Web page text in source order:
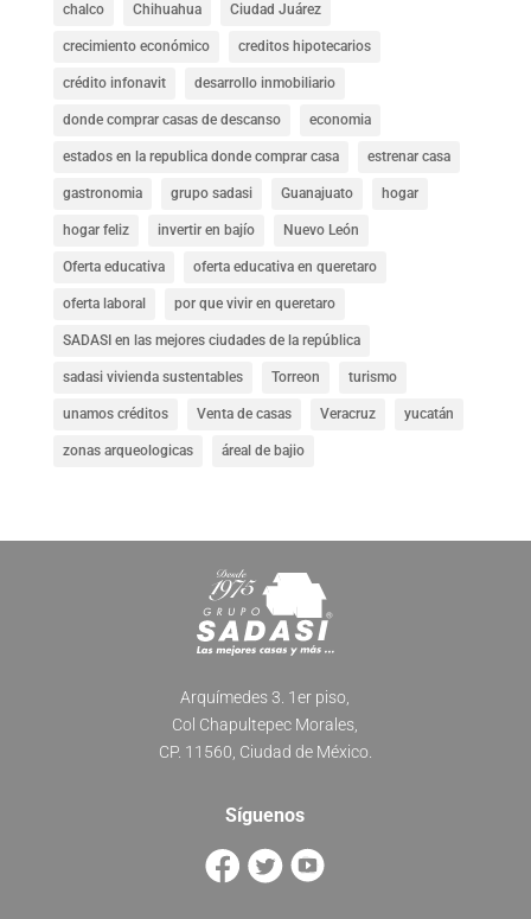
chalco Chihuahua Ciudad Juárez
crecimiento económico creditos hipotecarios
crédito infonavit desarrollo inmobiliario
donde comprar casas de descanso economia
estados en la republica donde comprar casa estrenar casa
gastronomia grupo sadasi Guanajuato hogar
hogar feliz invertir en bajío Nuevo León
Oferta educativa oferta educativa en queretaro
oferta laboral por que vivir en queretaro
SADASI en las mejores ciudades de la república
sadasi vivienda sustentables Torreon turismo
unamos créditos Venta de casas Veracruz yucatán
zonas arqueologicas áreal de bajio
Arquímedes 3. 1er piso,
Col Chapultepec Morales,
CP. 11560, Ciudad de México.
Síguenos